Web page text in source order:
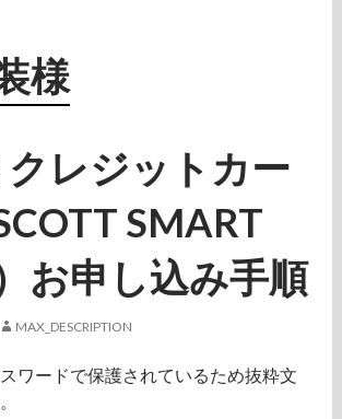
様
クレジットカー
SMART
お申し込み手順
MAX_DESCRIPTION
ワードで保護されているため抜粋文